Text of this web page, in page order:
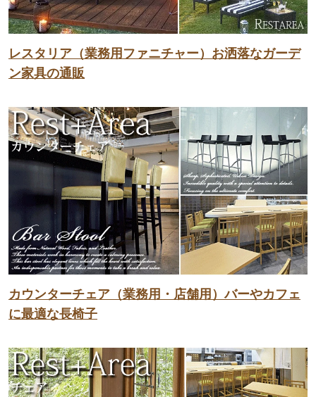
レスタリア（業務用ファニチャー）お洒落なガーデ
ン家具の通販
カウンターチェア（業務用・店舗用）バーやカフェ
に最適な長椅子